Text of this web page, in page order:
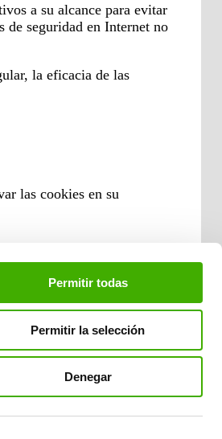
Permitir todas
Permitir la selección
Denegar
a su alcance para evitar
de seguridad en Internet no
la eficacia de las
las cookies en su
caso, cualquier
sus datos personales y,